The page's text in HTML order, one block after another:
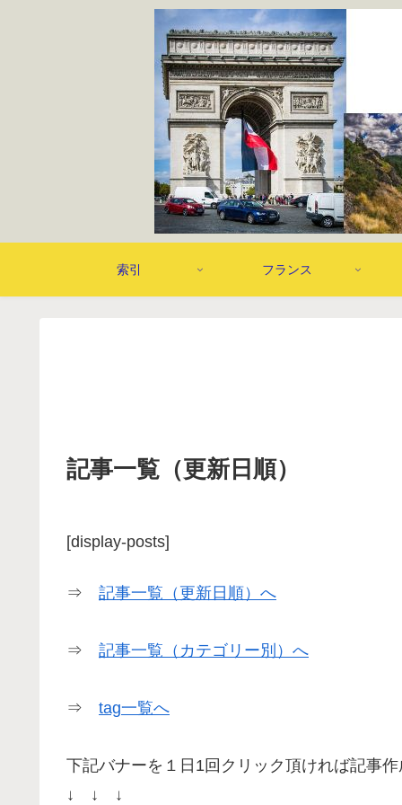
索引 フランス
記事一覧（更新日順）
[display-posts]
⇒ 記事一覧（更新日順）へ
⇒ 記事一覧（カテゴリー別）へ
⇒ tag一覧へ
下記バナーを１日1回クリック頂ければ記事
↓ ↓ ↓